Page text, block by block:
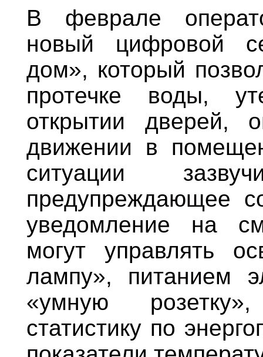
В феврале
новый цифровой
дом», который
протечке воды,
открытии дверей,
движении в
ситуации
предупреждающее
уведомление на
могут управлять
лампу», питанием
«умную
статистику по